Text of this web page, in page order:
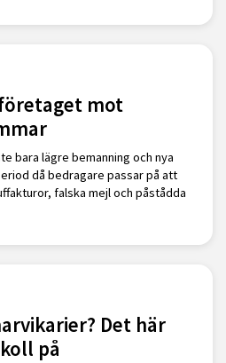
mot
bara lägre bemanning och nya
då bedragare passar på att
falska mejl och påstådda
Det här
på